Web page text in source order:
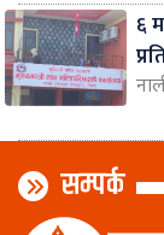
६
सम्पर्क